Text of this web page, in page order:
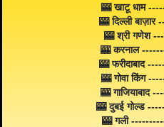
🎰 खाटू धाम
🎰 दिल्ली
🎰 श्री गणेश
🎰 करनाल
🎰 फरीदाबाद
🎰 गोवा किंग
🎰 गाजियाबाद
🎰 दुबई गोल्ड
🎰 गली